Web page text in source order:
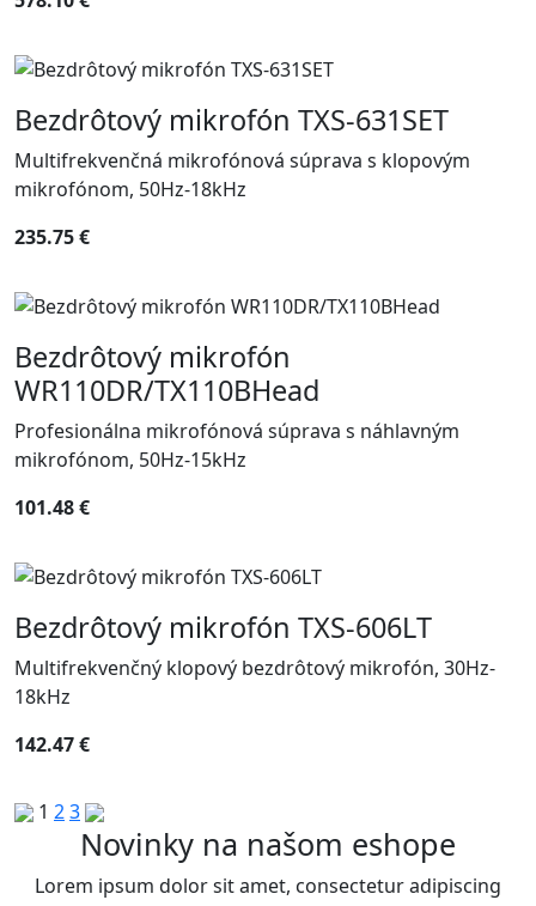
Bezdrôtový mikrofón TXS-631SET
Multifrekvenčná mikrofónová súprava s klopovým
mikrofónom, 50Hz-18kHz
235.75 €
Bezdrôtový mikrofón
WR110DR/TX110BHead
Profesionálna mikrofónová súprava s náhlavným
mikrofónom, 50Hz-15kHz
101.48 €
Bezdrôtový mikrofón TXS-606LT
Multifrekvenčný klopový bezdrôtový mikrofón, 30Hz-
18kHz
142.47 €
1 23
Novinky na našom eshope
Lorem ipsum dolor sit amet, consectetur adipiscing